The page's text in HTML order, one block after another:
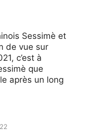
Sessimè et
de vue sur
c’est à
que
après un long